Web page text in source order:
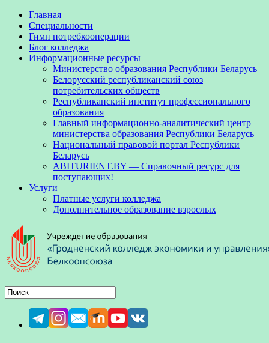
Главная
Специальности
Гимн потребкооперации
Блог колледжа
Информационные ресурсы
Министерство образования Республики Беларусь
Белорусский республиканский союз
потребительских обществ
Республиканский институт профессионального
образования
Главный информационно-аналитический центр
министерства образования Республики Беларусь
Национальный правовой портал Республики
Беларусь
ABITURIENT.BY — Справочный ресурс для
поступающих!
Услуги
Платные услуги колледжа
Дополнительное образование взрослых